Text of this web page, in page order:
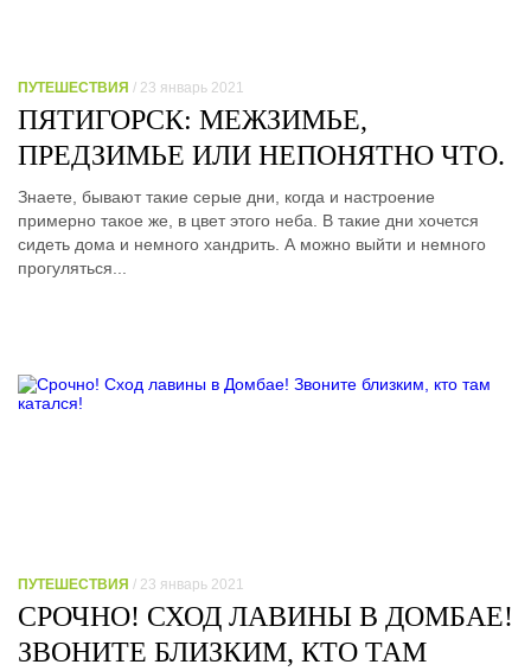
ПУТЕШЕСТВИЯ / 23 январь 2021
ПЯТИГОРСК: МЕЖЗИМЬЕ,
ПРЕДЗИМЬЕ ИЛИ НЕПОНЯТНО ЧТО.
Знаете, бывают такие серые дни, когда и настроение
примерно такое же, в цвет этого неба. В такие дни хочется
сидеть дома и немного хандрить. А можно выйти и немного
прогуляться...
ПУТЕШЕСТВИЯ / 23 январь 2021
СРОЧНО! СХОД ЛАВИНЫ В ДОМБАЕ!
ЗВОНИТЕ БЛИЗКИМ, КТО ТАМ